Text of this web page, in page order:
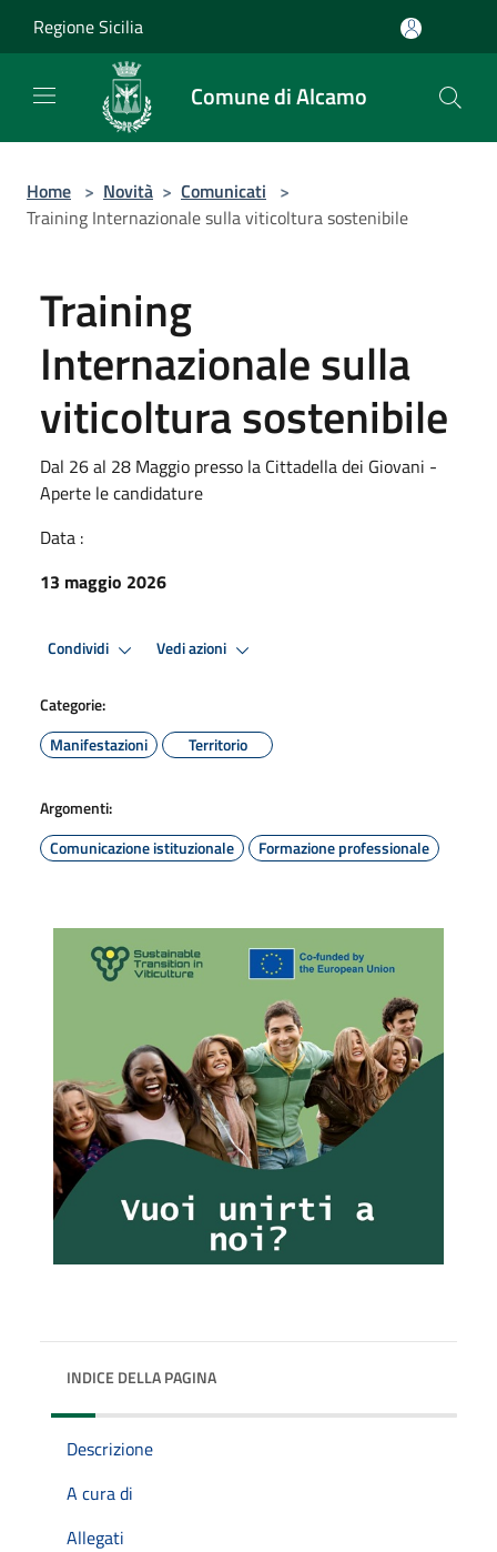
Regione Sicilia
Comune di Alcamo
Home > Novità > Comunicati >
Training Internazionale sulla viticoltura sostenibile
Training
Internazionale sulla
viticoltura sostenibile
Dal 26 al 28 Maggio presso la Cittadella dei Giovani -
Aperte le candidature
Data :
13 maggio 2026
Condividi Vedi azioni
Categorie:
Manifestazioni
Territorio
Argomenti:
Comunicazione istituzionale
Formazione professionale
INDICE DELLA PAGINA
Descrizione
A cura di
Allegati